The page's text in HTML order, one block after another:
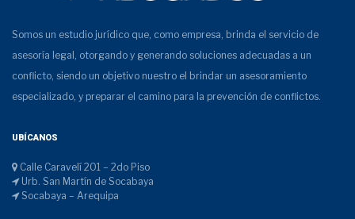
Somos un estudio jurídico que, como empresa, brinda el servicio de
asesoría legal, otorgando y generando soluciones adecuadas a un
conflicto, siendo un objetivo nuestro el brindar un asesoramiento
especializado, y preparar el camino para la prevención de conflictos.
UBÍCANOS
Calle Caravelí 201 – 2do Piso
Urb. San Martín de Socabaya
Socabaya – Arequipa